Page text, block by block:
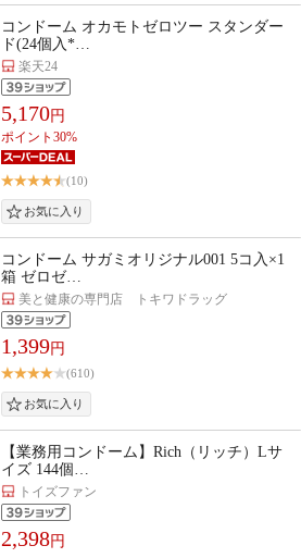
コンドーム オカモトゼロツー スタンダー
ド(24個入*…
楽天24
5,170円
ポイント30%
(10)
コンドーム サガミオリジナル001 5コ入×1
箱 ゼロゼ…
美と健康の専門店 トキワドラッグ
1,399円
(610)
【業務用コンドーム】Rich（リッチ）Lサ
イズ 144個…
トイズファン
2,398円